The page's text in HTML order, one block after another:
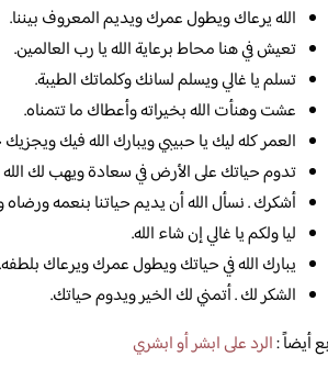
الله يرعاك ويطول عمرك ويديم المعروف بيننا.
تعيش في هنا محاط برعاية الله يا رب العالمين.
تسلم يا غالي ويسلم لسانك وكلماتك الطيبة.
عشت وهنأت الله بخيراته وأعطاك ما تتمناه.
العمر كله ليك يا حبيبي ويبارك الله فيك ويجزيك
تدوم حياتك على الأرض في سعادة ويهب لك الله
أشكرك . نسأل الله أن يديم حياتنا بنعمه ورضاه
ليا ولكم يا غالي إن شاء الله.
يبارك الله في حياتك ويطول عمرك ويرعاك بلطفه.
الشكر لك . أتمني لك الخير ويدوم حياتك.
أيضاً :الرد على ابشر أو ابشري